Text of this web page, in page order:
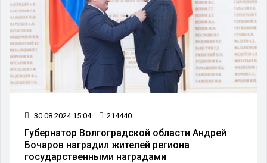
30.08.2024 15:04 214440
Губернатор Волгоградской области Андрей
Бочаров наградил жителей региона
государственными наградами